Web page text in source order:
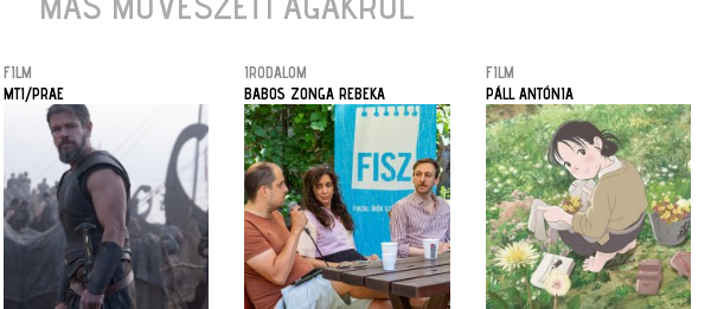
FILM
MTI/PRAE
IRODALOM
BABOS ZONGA REBEKA
FILM
PÁLL ANTÓNIA